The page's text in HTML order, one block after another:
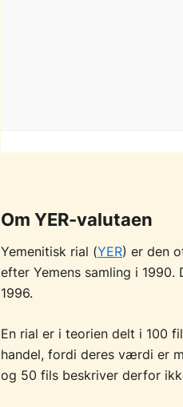
Om YER-valutaen
Yemenitisk rial (YER) er den
efter Yemens samling i
1996.
En rial er i teorien delt i 100
handel, fordi deres værdi er
og 50 fils beskriver derfor